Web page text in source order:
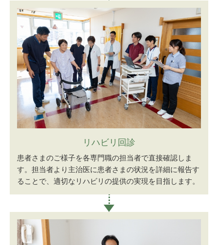
リハビリ回診
患者さまのご様子を各専門職の担当者で直接確認しま
す。担当者より主治医に患者さまの状況を詳細に報告す
ることで、適切なリハビリの提供の実現を目指します。